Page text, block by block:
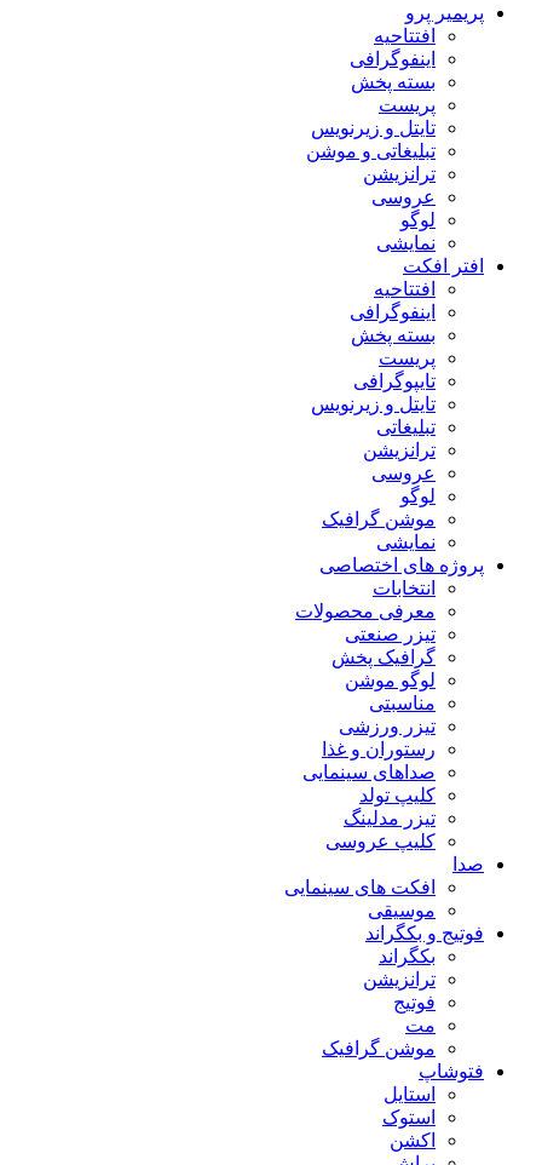
پریمیر پرو
افتتاحیه
اینفوگرافی
بسته پخش
پریست
تایتل و زیرنویس
تبلیغاتی و موشن
ترانزیشن
عروسی
لوگو
نمایشی
افتر افکت
افتتاحیه
اینفوگرافی
بسته پخش
پریست
تایپوگرافی
تایتل و زیرنویس
تبلیغاتی
ترانزیشن
عروسی
لوگو
موشن گرافیک
نمایشی
پروژه های اختصاصی
انتخابات
معرفی محصولات
تیزر صنعتی
گرافیک پخش
لوگو موشن
مناسبتی
تیزر ورزشی
رستوران و غذا
صداهای سینمایی
کلیپ تولد
تیزر مدلینگ
کلیپ عروسی
صدا
افکت های سینمایی
موسیقی
فوتیج و بکگراند
بکگراند
ترانزیشن
فوتیج
مت
موشن گرافیک
فتوشاپ
استایل
استوک
اکشن